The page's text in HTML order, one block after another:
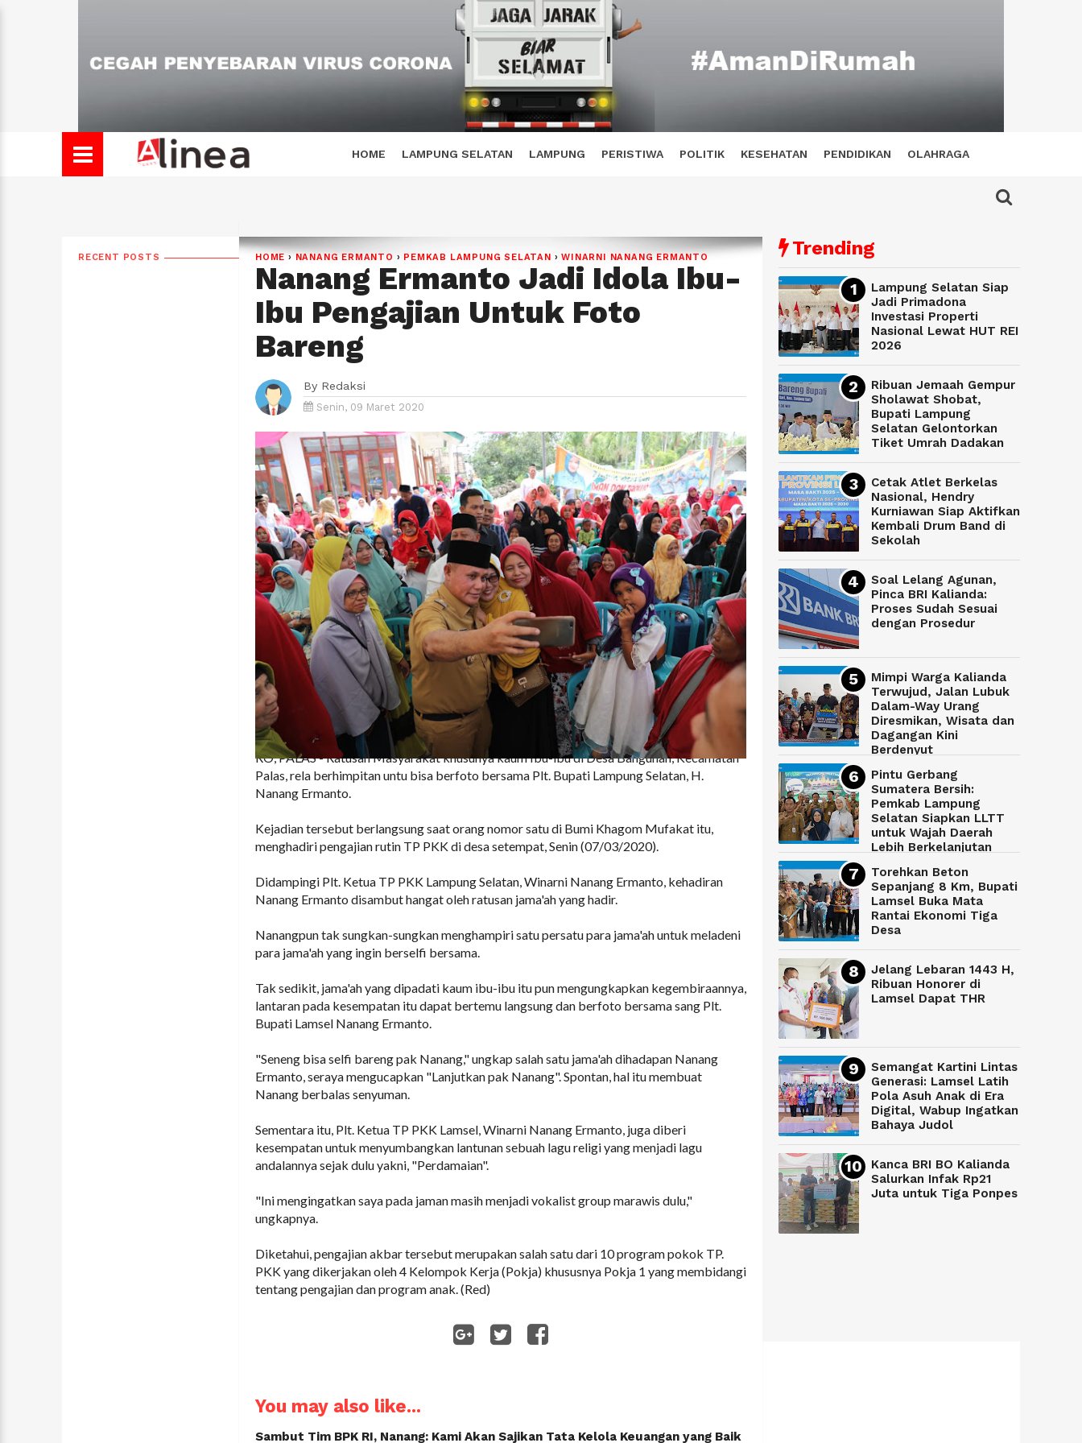
HOME LAMPUNG SELATAN LAMPUNG PERISTIWA POLITIK KESEHATAN PENDIDIKAN OLAHRAGA
RECENT POSTS HOME › NANANG ERMANTO › PEMKAB LAMPUNG SELATAN ›WINARNI NANANG ERMANTO
Nanang Ermanto Jadi Idola Ibu-
Ibu Pengajian Untuk Foto
Bareng
By Redaksi
Senin, 09 Maret 2020
RO, PALAS - Ratusan Masyarakat khusunya kaum Ibu-ibu di Desa Bangunan, Kecamatan
Palas, rela berhimpitan untu bisa berfoto bersama Plt. Bupati Lampung Selatan, H.
Nanang Ermanto.
Kejadian tersebut berlangsung saat orang nomor satu di Bumi Khagom Mufakat itu,
menghadiri pengajian rutin TP PKK di desa setempat, Senin (07/03/2020).
Didampingi Plt. Ketua TP PKK Lampung Selatan, Winarni Nanang Ermanto, kehadiran
Nanang Ermanto disambut hangat oleh ratusan jama'ah yang hadir.
Nanangpun tak sungkan-sungkan menghampiri satu persatu para jama'ah untuk meladeni
para jama'ah yang ingin berselfi bersama.
Tak sedikit, jama'ah yang dipadati kaum ibu-ibu itu pun mengungkapkan kegembiraannya,
lantaran pada kesempatan itu dapat bertemu langsung dan berfoto bersama sang Plt.
Bupati Lamsel Nanang Ermanto.
"Seneng bisa selfi bareng pak Nanang," ungkap salah satu jama'ah dihadapan Nanang
Ermanto, seraya mengucapkan "Lanjutkan pak Nanang". Spontan, hal itu membuat
Nanang berbalas senyuman.
Sementara itu, Plt. Ketua TP PKK Lamsel, Winarni Nanang Ermanto, juga diberi
kesempatan untuk menyumbangkan lantunan sebuah lagu religi yang menjadi lagu
andalannya sejak dulu yakni, "Perdamaian".
"Ini mengingatkan saya pada jaman masih menjadi vokalist group marawis dulu,"
ungkapnya.
Diketahui, pengajian akbar tersebut merupakan salah satu dari 10 program pokok TP.
PKK yang dikerjakan oleh 4 Kelompok Kerja (Pokja) khususnya Pokja 1 yang membidangi
tentang pengajian dan program anak. (Red)
You may also like...
Sambut Tim BPK RI, Nanang: Kami Akan Sajikan Tata Kelola Keuangan yang Baik
Trending
Lampung Selatan Siap
Jadi Primadona
Investasi Properti
Nasional Lewat HUT REI
2026
Ribuan Jemaah Gempur
Sholawat Shobat,
Bupati Lampung
Selatan Gelontorkan
Tiket Umrah Dadakan
Cetak Atlet Berkelas
Nasional, Hendry
Kurniawan Siap Aktifkan
Kembali Drum Band di
Sekolah
Soal Lelang Agunan,
Pinca BRI Kalianda:
Proses Sudah Sesuai
dengan Prosedur
Mimpi Warga Kalianda
Terwujud, Jalan Lubuk
Dalam-Way Urang
Diresmikan, Wisata dan
Dagangan Kini
Berdenyut
Pintu Gerbang
Sumatera Bersih:
Pemkab Lampung
Selatan Siapkan LLTT
untuk Wajah Daerah
Lebih Berkelanjutan
Torehkan Beton
Sepanjang 8 Km, Bupati
Lamsel Buka Mata
Rantai Ekonomi Tiga
Desa
Jelang Lebaran 1443 H,
Ribuan Honorer di
Lamsel Dapat THR
Semangat Kartini Lintas
Generasi: Lamsel Latih
Pola Asuh Anak di Era
Digital, Wabup Ingatkan
Bahaya Judol
Kanca BRI BO Kalianda
Salurkan Infak Rp21
Juta untuk Tiga Ponpes